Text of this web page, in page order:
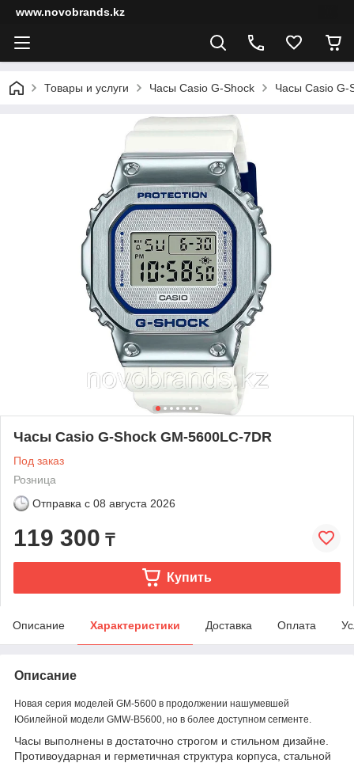
www.novobrands.kz
Товары и услуги Часы Casio G-Shock Часы Casio G-
Часы Casio G-Shock GM-5600LC-7DR
Под заказ
Розница
Отправка с 08 августа 2026
119 300 ₸
Купить
Описание Характеристики Доставка Оплата
Описание
Новая серия моделей GM-5600 в продолжении нашумевшей
Юбилейной модели GMW-B5600, но в более доступном сегменте.
Часы выполнены в достаточно строгом и стильном дизайне.
Противоударная и герметичная структура корпуса, стальной